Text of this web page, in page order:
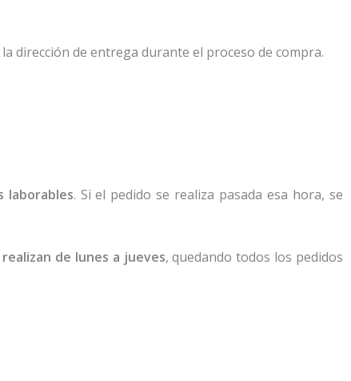
dirección de entrega durante el proceso de compra.
laborables. Si el pedido se realiza pasada esa hora, se
de lunes a jueves, quedando todos los pedidos